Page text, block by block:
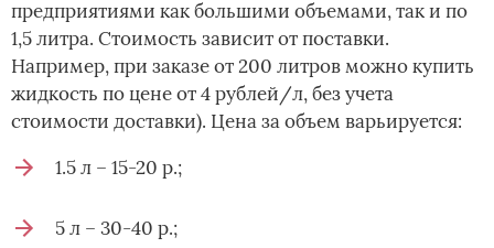
предприятиями как большими объемами, так и по
1,5 литра. Стоимость зависит от поставки.
Например, при заказе от 200 литров можно купить
жидкость по цене от 4 рублей/л, без учета
стоимости доставки). Цена за объем варьируется:
1.5 л – 15-20 р.;
5 л – 30-40 р.;